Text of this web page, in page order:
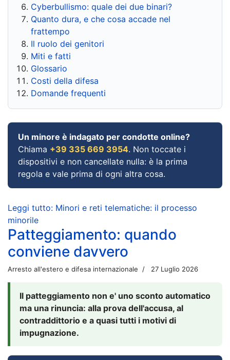
Cyberbullismo: quale dei due binari?
Quanto dura, e che cosa accade nel
frattempo
Il ruolo dei genitori
Miti e fatti
Glossario
Costi della difesa
Domande frequenti
Un minore è indagato per condotte online?
Chiama +39 335 669 3954. Non toccate i
dispositivi e non cancellate nulla: è la prima
regola e vale prima di ogni altra cosa.
Leggi tutto: Minori e reti telematiche: il processo
minorile
Patteggiamento: quando
conviene davvero
Arresto all'estero e difesa internazionale 27 Luglio 2026
Il patteggiamento non e' uno sconto automatico
ma una rinuncia: alla prova dell'accusa, al
contraddittorio e a quasi tutti i motivi di
impugnazione.